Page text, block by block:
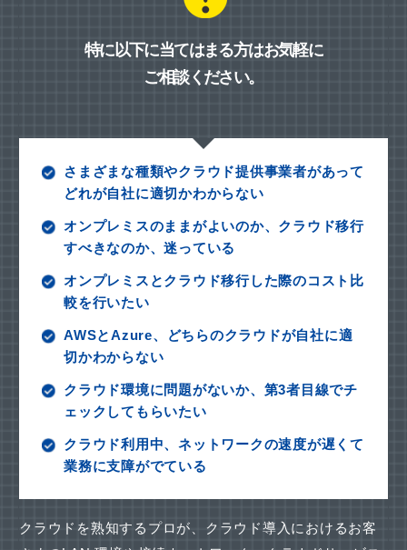
特に以下に当てはまる方はお気軽に
ご相談ください。
さまざまな種類やクラウド提供事業者があって
どれが自社に適切かわからない
オンプレミスのままがよいのか、クラウド移行
すべきなのか、迷っている
オンプレミスとクラウド移行した際のコスト比
較を行いたい
AWSとAzure、どちらのクラウドが自社に適
切かわからない
クラウド環境に問題がないか、第3者目線でチ
ェックしてもらいたい
クラウド利用中、ネットワークの速度が遅くて
業務に支障がでている
クラウドを熟知するプロが、クラウド導入におけるお客